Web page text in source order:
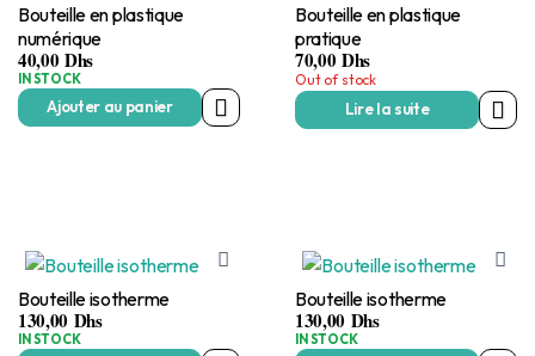
Bouteille en plastique
numérique
40,00Dhs
IN STOCK
Ajouter au panier
Bouteille en plastique
pratique
70,00Dhs
Out of stock
Lire la suite
Bouteille isotherme
130,00 Dhs
IN STOCK
Bouteille isotherme
130,00 Dhs
IN STOCK